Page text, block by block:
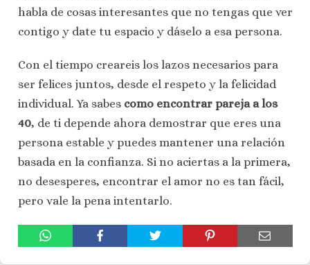
habla de cosas interesantes que no tengas que ver
contigo y date tu espacio y dáselo a esa persona.
Con el tiempo creareis los lazos necesarios para
ser felices juntos, desde el respeto y la felicidad
individual. Ya sabes como encontrar pareja a los
40, de ti depende ahora demostrar que eres una
persona estable y puedes mantener una relación
basada en la confianza. Si no aciertas a la primera,
no desesperes, encontrar el amor no es tan fácil,
pero vale la pena intentarlo.